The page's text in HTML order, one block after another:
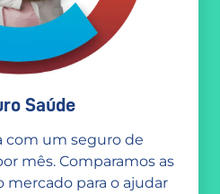
Saúde
com um seguro de
mês. Comparamos as
mercado para o ajudar